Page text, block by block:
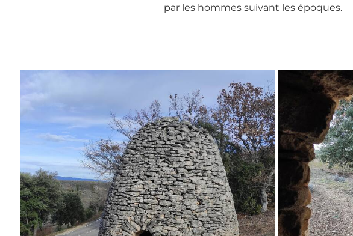
par les hommes suivant les époques.